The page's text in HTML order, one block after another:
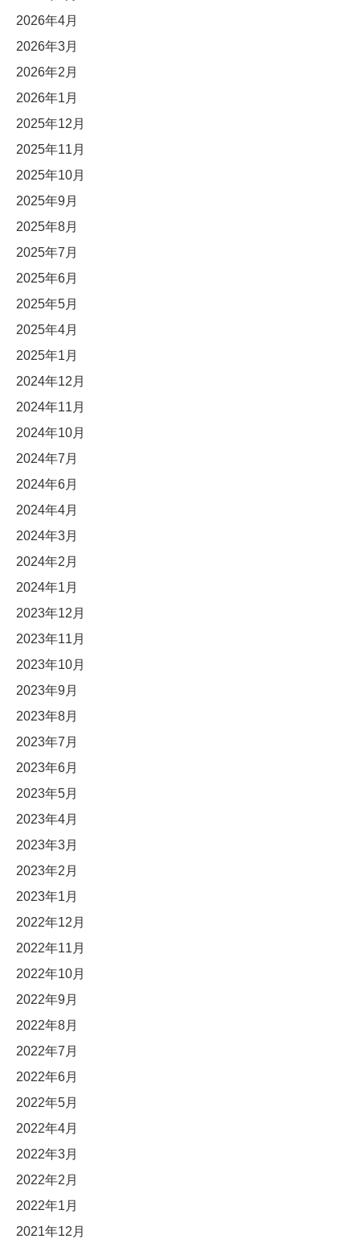
2026年4月
2026年3月
2026年2月
2026年1月
2025年12月
2025年11月
2025年10月
2025年9月
2025年8月
2025年7月
2025年6月
2025年5月
2025年4月
2025年1月
2024年12月
2024年11月
2024年10月
2024年7月
2024年6月
2024年4月
2024年3月
2024年2月
2024年1月
2023年12月
2023年11月
2023年10月
2023年9月
2023年8月
2023年7月
2023年6月
2023年5月
2023年4月
2023年3月
2023年2月
2023年1月
2022年12月
2022年11月
2022年10月
2022年9月
2022年8月
2022年7月
2022年6月
2022年5月
2022年4月
2022年3月
2022年2月
2022年1月
2021年12月